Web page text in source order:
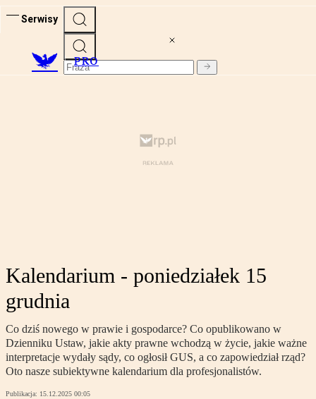
Serwisy
PRO
Kalendarium - poniedziałek 15
grudnia
Co dziś nowego w prawie i gospodarce? Co opublikowano w
Dzienniku Ustaw, jakie akty prawne wchodzą w życie, jakie ważne
interpretacje wydały sądy, co ogłosił GUS, a co zapowiedział rząd?
Oto nasze subiektywne kalendarium dla profesjonalistów.
Publikacja: 15.12.2025 00:05